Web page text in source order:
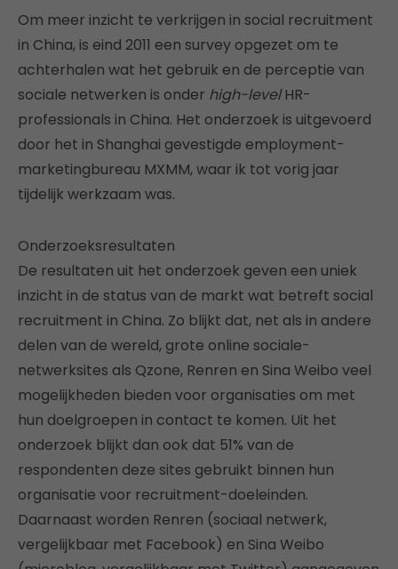
Om meer inzicht te verkrijgen in social recruitment
in China, is eind 2011 een survey opgezet om te
achterhalen wat het gebruik en de perceptie van
sociale netwerken is onder high-levelHR-
professionals in China. Het onderzoek is uitgevoerd
door het in Shanghai gevestigde employment-
marketingbureau MXMM, waar ik tot vorig jaar
tijdelijk werkzaam was.
Onderzoeksresultaten
De resultaten uit het onderzoek geven een uniek
inzicht in de status van de markt wat betreft social
recruitment in China. Zo blijkt dat, net als in andere
delen van de wereld, grote online sociale-
netwerksites als Qzone, Renren en Sina Weibo veel
mogelijkheden bieden voor organisaties om met
hun doelgroepen in contact te komen. Uit het
onderzoek blijkt dan ook dat 51% van de
respondenten deze sites gebruikt binnen hun
organisatie voor recruitment-doeleinden.
Daarnaast worden Renren (sociaal netwerk,
vergelijkbaar met Facebook) en Sina Weibo